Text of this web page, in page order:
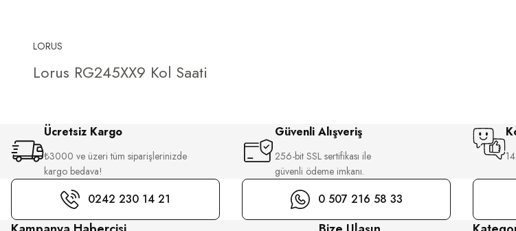
LORUS
Lorus RG245XX9 Kol Saati
Ücretsiz Kargo
₺3000 ve üzeri tüm siparişlerinizde
kargo bedava!
Güvenli Alışveriş
256-bit SSL sertifikası ile
güvenli ödeme imkanı.
0242 230 14 21 0 507 216 58 33